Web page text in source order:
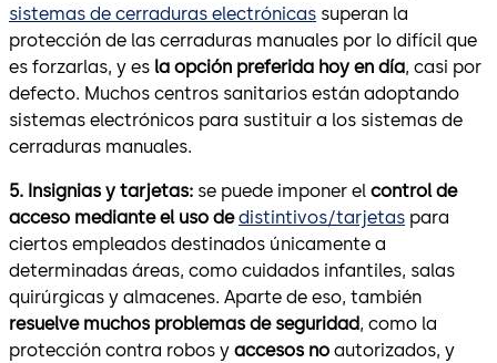
sistemas de cerraduras electrónicas superan la
protección de las cerraduras manuales por lo difícil que
es forzarlas, y es la opción preferida hoy en día, casi por
defecto. Muchos centros sanitarios están adoptando
sistemas electrónicos para sustituir a los sistemas de
cerraduras manuales.
5. Insignias y tarjetas: se puede imponer el control de
acceso mediante el uso dedistintivos/tarjetas para
ciertos empleados destinados únicamente a
determinadas áreas, como cuidados infantiles, salas
quirúrgicas y almacenes. Aparte de eso, también
resuelve muchos problemas de seguridad, como la
protección contra robos y accesos no autorizados, y